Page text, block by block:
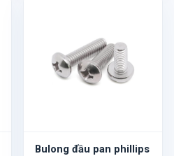
Bulong đầu pan phillips